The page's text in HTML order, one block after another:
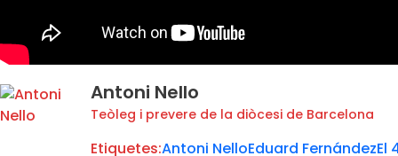
Antoni Nello
Teòleg i prevere de la diòcesi de Barcelona
Etiquetes:Antoni NelloEduard FernándezEl